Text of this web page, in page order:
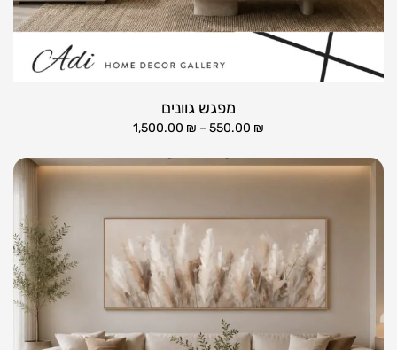
מפגש גוונים
550.00 ₪
–
1,500.00 ₪